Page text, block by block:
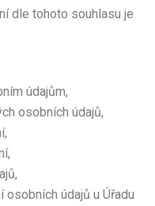
dle tohoto souhlasu je
údajům,
osobních údajů,
údajů u Úřadu